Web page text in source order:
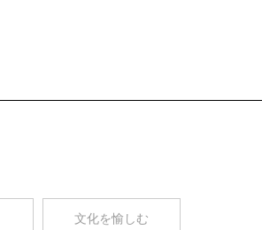
文化を愉しむ